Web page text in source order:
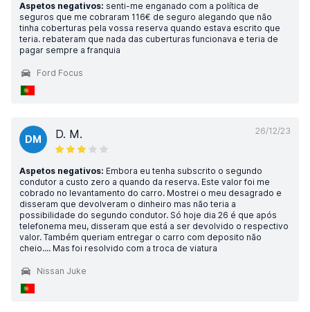
Aspetos negativos: senti-me enganado com a política de
seguros que me cobraram 116€ de seguro alegando que não
tinha coberturas pela vossa reserva quando estava escrito que
teria. rebateram que nada das cuberturas funcionava e teria de
pagar sempre a franquia
Ford Focus
26/12/23
DM D. M.
Aspetos negativos: Embora eu tenha subscrito o segundo
condutor a custo zero a quando da reserva. Este valor foi me
cobrado no levantamento do carro. Mostrei o meu desagrado e
disseram que devolveram o dinheiro mas não teria a
possibilidade do segundo condutor. Só hoje dia 26 é que após
telefonema meu, disseram que está a ser devolvido o respectivo
valor. Também queriam entregar o carro com deposito não
cheio.... Mas foi resolvido com a troca de viatura
Nissan Juke